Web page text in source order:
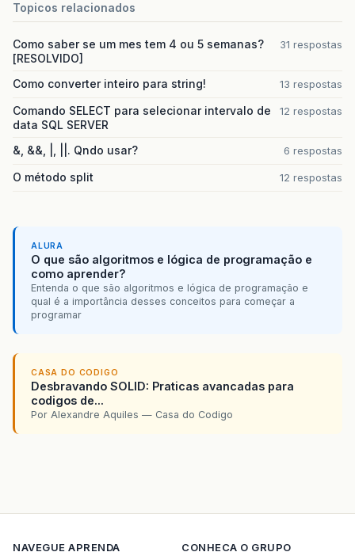
Topicos relacionados
Como saber se um mes tem 4 ou 5 semanas?
[RESOLVIDO]
31 respostas
Como converter inteiro para string! 13 respostas
Comando SELECT para selecionar intervalo de
data SQL SERVER
12 respostas
&, &&, |, ||. Qndo usar? 6 respostas
O método split 12 respostas
ALURA
O que são algoritmos e lógica de programação e
como aprender?
Entenda o que são algoritmos e lógica de programação e
qual é a importância desses conceitos para começar a
programar
CASA DO CODIGO
Desbravando SOLID: Praticas avancadas para
codigos de...
Por Alexandre Aquiles — Casa do Codigo
NAVEGUE APRENDA CONHECA O GRUPO